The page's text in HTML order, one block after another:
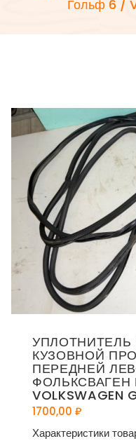
Гольф 6 /
КУЗОВНОЙ
ПЕРЕДНЕЙ
ФОЛЬКСВАГЕН
VOLKSWAGEN
1700,00 ₽
Характеристики